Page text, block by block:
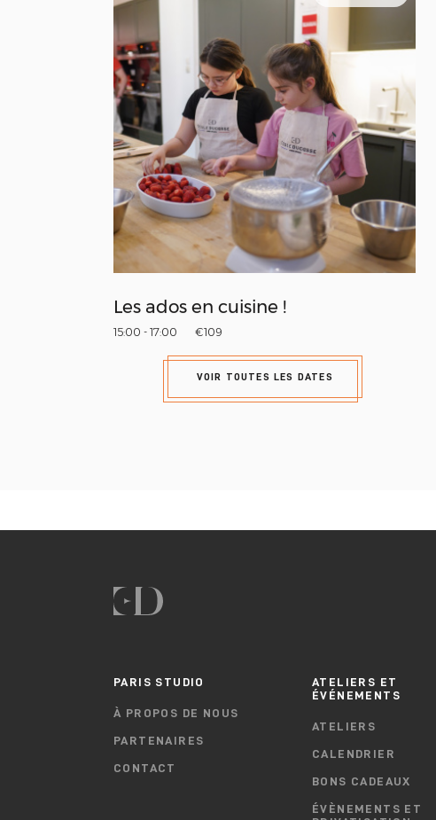
Les ados en cuisine !
15:00 - 17:00 €109
VOIR TOUTES LES DATES
PARIS STUDIO
À PROPOS DE NOUS
PARTENAIRES
CONTACT
ATELIERS ET
ÉVÉNEMENTS
ATELIERS
CALENDRIER
BONS CADEAUX
ÉVÈNEMENTS ET